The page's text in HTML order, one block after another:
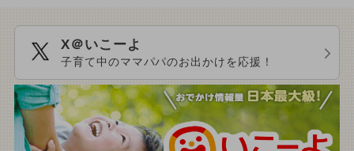
X＠いこーよ
子育て中のママパパのお出かけを応援！